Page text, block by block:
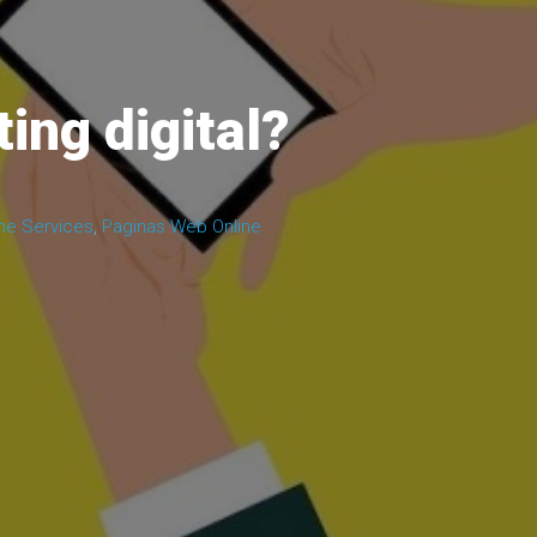
digital?
Services Paginas Web Online